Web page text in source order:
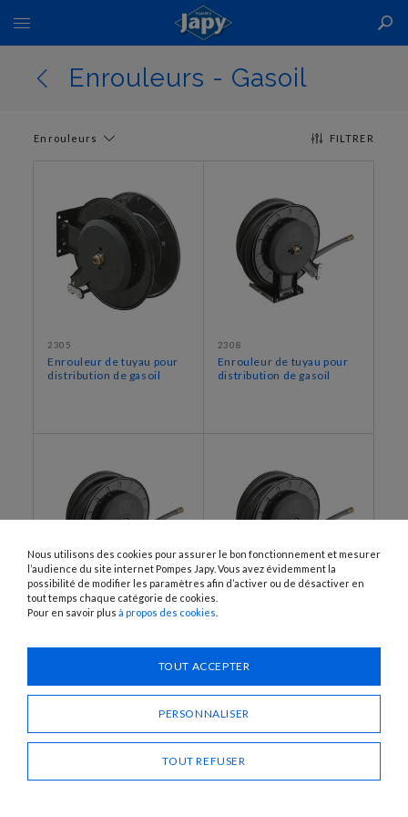
Basculer
la
navigationEnrouleurs - Gasoil
FILTRER
Enrouleurs
2305
Enrouleur de tuyau pour
distribution de gasoil
2308
Enrouleur de tuyau pour
distribution de gasoil
7501
distribution d'essence
2298, 7502
distribution de gasoil
Nous utilisons des cookies pour assurer le bon fonctionnement et mesurer
l’audience du site internet Pompes Japy. Vous avez évidemment la
possibilité de modifier les paramètres afin d’activer ou de désactiver en
tout temps chaque catégorie de cookies.
Pour en savoir plus à propos des cookies
TOUT ACCEPTER
PERSONNALISER
TOUT REFUSER